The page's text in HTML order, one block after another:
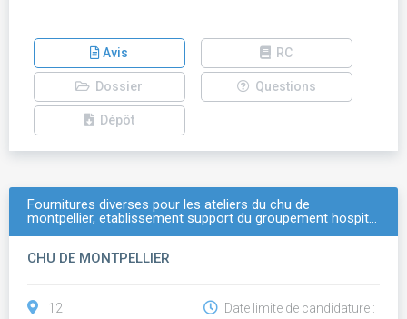
Avis RC
Dossier Questions
Dépôt
Fournitures diverses pour les ateliers du chu de
montpellier, etablissement support du groupement hospit…
CHU DE MONTPELLIER
12
Date limite de candidature :